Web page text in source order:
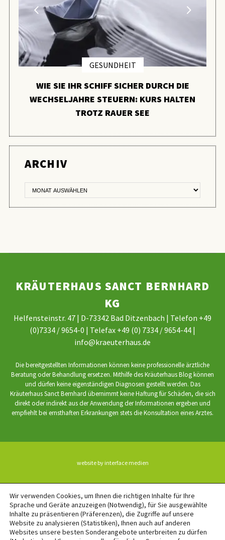
GESUNDHEIT
WIE SIE IHR SCHIFF SICHER DURCH DIE
WECHSELJAHRE STEUERN: KURS HALTEN
TROTZ RAUER SEE
ARCHIV
KRÄUTERHAUS SANCT BERNHARD
KG
Helfensteinstr. 47 | D-73342 Bad Ditzenbach | Telefon +49
(0)7334 / 9654-0 | Telefax +49 (0) 7334 / 9654-44 |
info@kraeuterhaus.de
Die bereitgestellten Informationen können keine professionelle ärztliche
Beratung oder Behandlung ersetzen. Mithilfe des Kräuterhaus Blog können
und dürfen keine eigenständigen Diagnosen gestellt werden. Das
Kräuterhaus Sanct Bernhard übernimmt keine Haftung für Schäden, die sich
direkt oder indirekt aus der Anwendung der Informationen ergeben und
empfiehlt bei ernsthaften Erkrankungen stets die Konsultation eines Arztes.
website by interface medien
Wir verwenden Cookies, um Ihnen die richtigen Inhalte für Ihre
Sprache und Geräte anzuzeigen (Notwendig), für Sie ausgewählte
Inhalte zu präsentieren (Präferenzen), die Zugriffe auf unsere
Website zu analysieren (Statistiken), Ihnen auch auf anderen
Websites unsere besten Sonderangebote unterbreiten zu dürfen